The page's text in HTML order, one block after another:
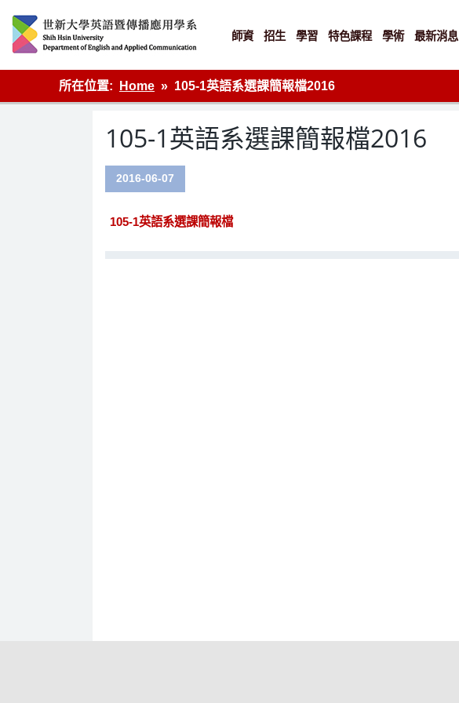
content
英語傳播
師資 招生 學習 特色課程 學術 最新消息
所在位置: Home 105-1英語系選課簡報檔2016
105-1英語系選課簡報檔2016
2016-06-07
105-1英語系選課簡報檔